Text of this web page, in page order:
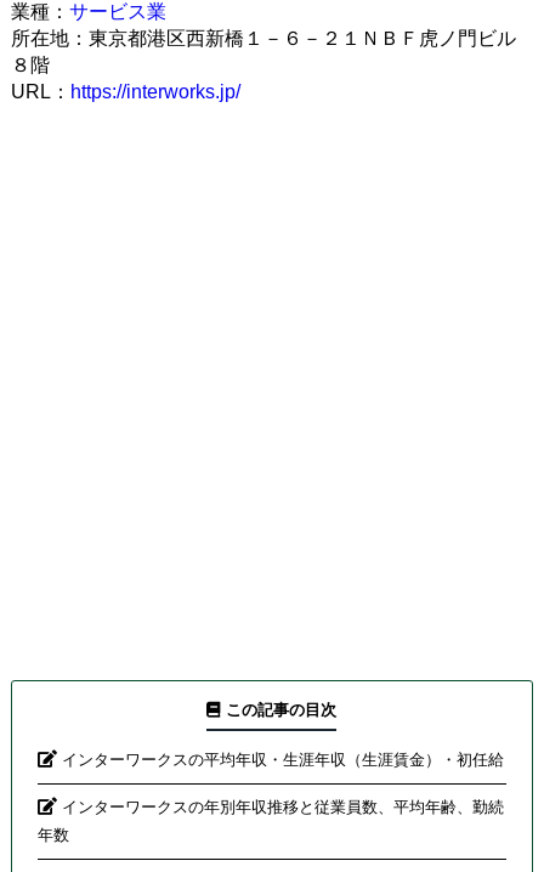
業種： サービス業
所在地：東京都港区西新橋１－６－２１ＮＢＦ虎ノ門ビル
８階
URL： https://interworks.jp/
この記事の目次
インターワークスの平均年収・生涯年収（生涯賃金）・初任給
インターワークスの年別年収推移と従業員数、平均年齢、勤続
年数